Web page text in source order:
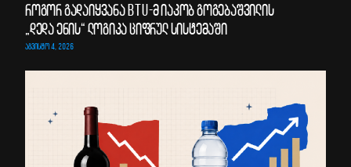
როგორ გადაიყვანა BTU-მ იაკობ გოგებაშვილის
„დედა ენის“ ლოგიკა ციფრულ სისტემაში
ᲐᲒᲕᲘᲡᲢᲝ 4, 2026